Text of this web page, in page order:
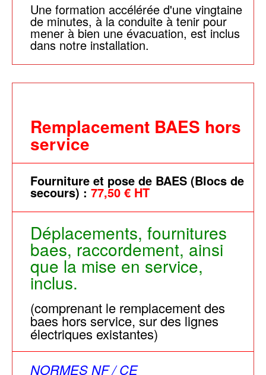
Une formation accélérée d'une vingtaine
de minutes, à la conduite à tenir pour
mener à bien une évacuation, est inclus
dans notre installation.
Remplacement BAES hors
service
Fourniture et pose de BAES (Blocs de
secours) : 77,50 € HT
Déplacements, fournitures
baes, raccordement, ainsi
que la mise en service,
inclus.
(comprenant le remplacement des
baes hors service, sur des lignes
électriques existantes)
NORMES NF / CE